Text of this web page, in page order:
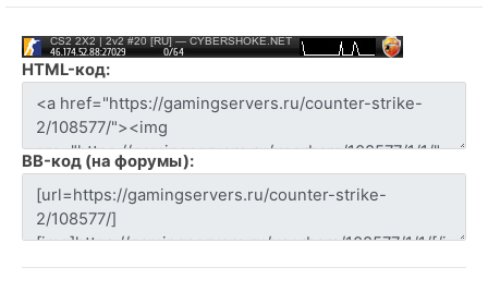
HTML-код:
BB-код (на форумы):